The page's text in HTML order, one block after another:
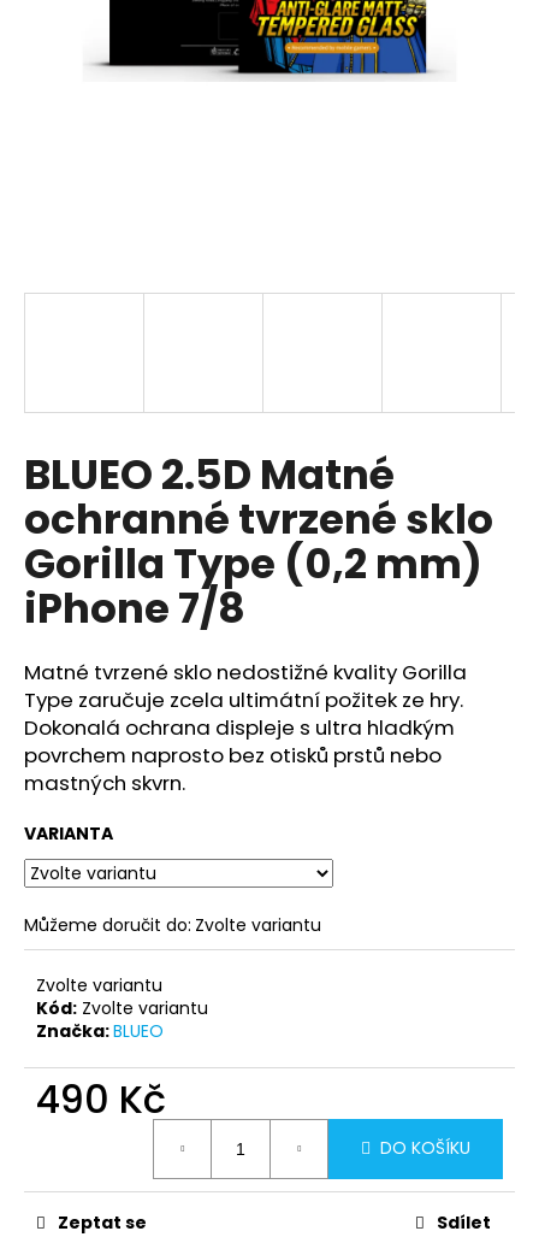
BLUEO 2.5D Matné
ochranné tvrzené sklo
Gorilla Type (0,2 mm)
iPhone 7/8
Matné tvrzené sklo nedostižné kvality Gorilla
Type zaručuje zcela ultimátní požitek ze hry.
Dokonalá ochrana displeje s ultra hladkým
povrchem naprosto bez otisků prstů nebo
mastných skvrn.
VARIANTA
Můžeme doručit do: Zvolte variantu
Zvolte variantu
Kód: Zvolte variantu
Značka:BLUEO
490 Kč
DO KOŠÍKU
Zeptat se Sdílet
o
o
r
u
č
u
j
e
e
WIWU
BATOH
NA
SE
ZÁMKEM
PIONEER
PADLOCK
2
950